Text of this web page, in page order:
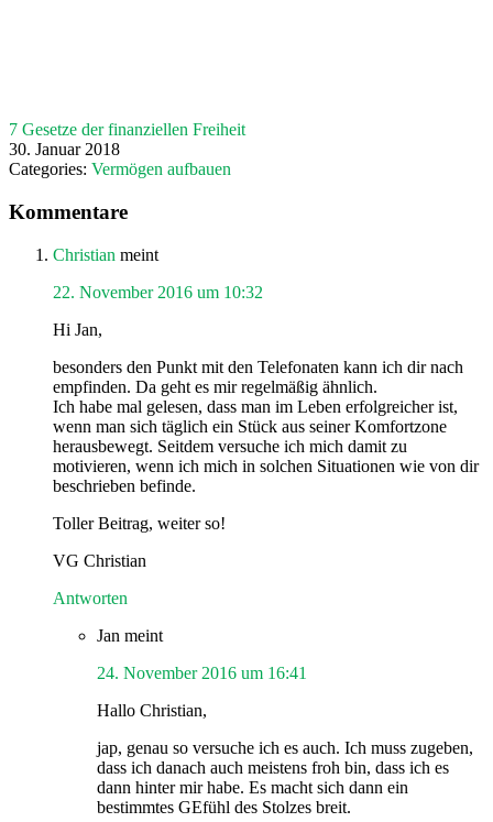
7 Gesetze der finanziellen Freiheit
30. Januar 2018
Categories: Vermögen aufbauen
Interaktionen
Kommentare
Christian meint
22. November 2016 um 10:32
Hi Jan,
besonders den Punkt mit den Telefonaten kann ich dir nach
empfinden. Da geht es mir regelmäßig ähnlich.
Ich habe mal gelesen, dass man im Leben erfolgreicher ist,
wenn man sich täglich ein Stück aus seiner Komfortzone
herausbewegt. Seitdem versuche ich mich damit zu
motivieren, wenn ich mich in solchen Situationen wie von dir
beschrieben befinde.
Toller Beitrag, weiter so!
VG Christian
Antworten
Jan meint
24. November 2016 um 16:41
Hallo Christian,
jap, genau so versuche ich es auch. Ich muss zugeben,
dass ich danach auch meistens froh bin, dass ich es
dann hinter mir habe. Es macht sich dann ein
bestimmtes GEfühl des Stolzes breit.